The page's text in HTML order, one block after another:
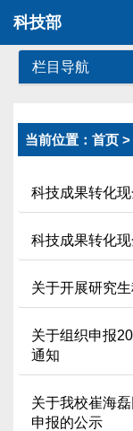
科技部
栏目导航
当前位置： 首页 >
科技成果转化
科技成果转化
关于开展研究
关于组织申报
通知
关于我校崔海
申报的公示